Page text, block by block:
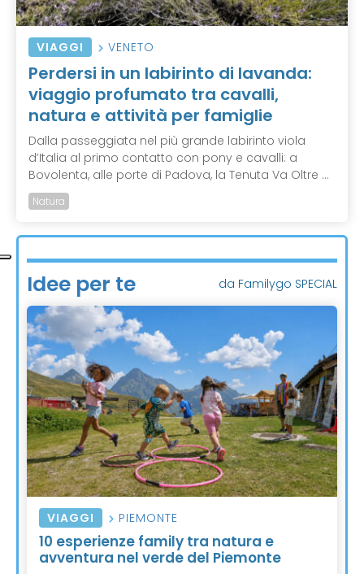
VIAGGI VENETO
Perdersi in un labirinto di lavanda:
viaggio profumato tra cavalli,
natura e attività per famiglie
Dalla passeggiata nel più grande labirinto viola
d’Italia al primo contatto con pony e cavalli: a
Bovolenta, alle porte di Padova, la Tenuta Va Oltre ...
Natura
Idee per te da Familygo SPECIAL
VIAGGI PIEMONTE
10 esperienze family tra natura e
avventura nel verde del Piemonte